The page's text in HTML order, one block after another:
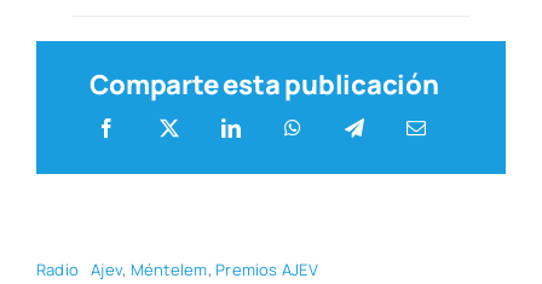
Comparte esta publicación
Radio Ajev, Mén­te­lem, Pre­mios AJEV